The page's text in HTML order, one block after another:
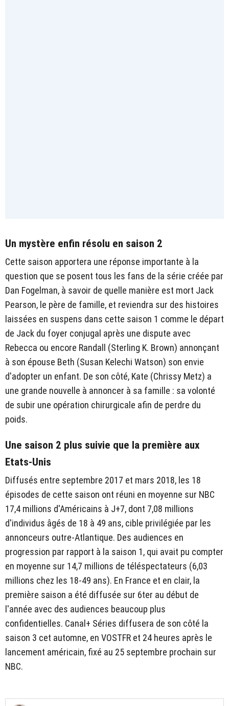
Un mystère enfin résolu en saison 2
Cette saison apportera une réponse importante à la
question que se posent tous les fans de la série créée par
Dan Fogelman, à savoir de quelle manière est mort Jack
Pearson, le père de famille, et reviendra sur des histoires
laissées en suspens dans cette saison 1 comme le départ
de Jack du foyer conjugal après une dispute avec
Rebecca ou encore Randall (Sterling K. Brown) annonçant
à son épouse Beth (Susan Kelechi Watson) son envie
d'adopter un enfant. De son côté, Kate (Chrissy Metz) a
une grande nouvelle à annoncer à sa famille : sa volonté
de subir une opération chirurgicale afin de perdre du
poids.
Une saison 2 plus suivie que la première aux
Etats-Unis
Diffusés entre septembre 2017 et mars 2018, les 18
épisodes de cette saison ont réuni en moyenne sur NBC
17,4 millions d'Américains à J+7, dont 7,08 millions
d'individus âgés de 18 à 49 ans, cible privilégiée par les
annonceurs outre-Atlantique. Des audiences en
progression par rapport à la saison 1, qui avait pu compter
en moyenne sur 14,7 millions de téléspectateurs (6,03
millions chez les 18-49 ans). En France et en clair, la
première saison a été diffusée sur 6ter au début de
l'année avec des audiences beaucoup plus
confidentielles. Canal+ Séries diffusera de son côté la
saison 3 cet automne, en VOSTFR et 24 heures après le
lancement américain, fixé au 25 septembre prochain sur
NBC.